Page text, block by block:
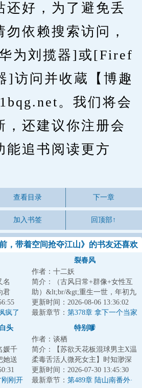
还好，为了避免丢
依赖搜索访问，
为刘揽器]或[Firef
]访问并收蔵【博趣
。我们将会
，还建议你注册会
能追书阅读更方
查看目录 下一章
加入书签 回顶部↑
，带着空间抢夺江山》的书友还喜欢
名
君
双重
疯了
裂春风
作者：十二妖
简介：（古风日常+群像+女性互
助）&lt;br/&gt;重生一世，年初九
悟了：光有钱不行，还得有势！
&lt;br/&gt;...
更新时间：2026-08-06 13:36:02
最新章节： 第378章 拿下一个当家
头
媛千
她送
的
刚刚开
特别嗲
作者：谈栖
简介：【苏欲天花板混球男主X温
柔毒舌活人微死女主】时知渺深
夜捡回一年未见，再见便是在“出
轨”的老公...
更新时间：2026-07-30 13:45:30
最新章节： 第489章 陆山南番外·